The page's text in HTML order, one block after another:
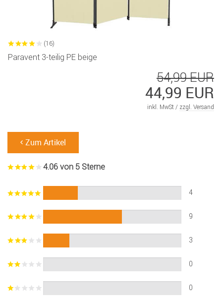
(16)
Paravent 3-teilig PE beige
54,99 EUR
44,99 EUR
inkl. MwSt / zzgl. Versand
Zum Artikel
4.06 von 5 Sterne
4
9
3
0
0